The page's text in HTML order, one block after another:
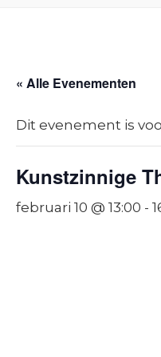
« Alle Evenementen
Dit evenement is
Kunstzinnige
februari 10 @ 13:00 -